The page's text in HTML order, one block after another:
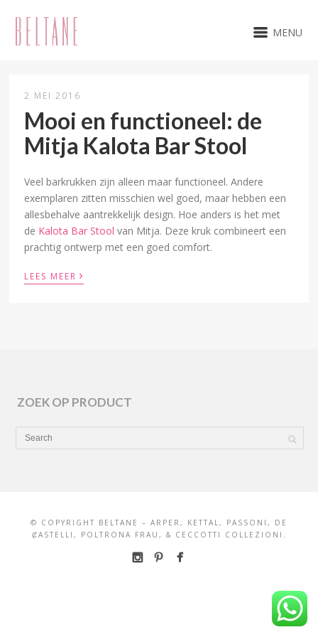
MENU
2 MEI 2016
Mooi en functioneel: de
Mitja Kalota Bar Stool
Veel barkrukken zijn alleen maar functioneel. Andere
exemplaren zitten misschien wel goed, maar hebben een
allesbehalve aantrekkelijk design. Hoe anders is het met
de Kalota Bar Stool van Mitja. Deze kruk combineert een
prachtig ontwerp met een goed comfort.
LEES MEER ›
ZOEK OP PRODUCT
© COPYRIGHT BELTANE – ARPER, KETTAL, PASSONI, DE
ȻASTELLI, POLTRONA FRAU, & CECCOTTI COLLEZIONI.